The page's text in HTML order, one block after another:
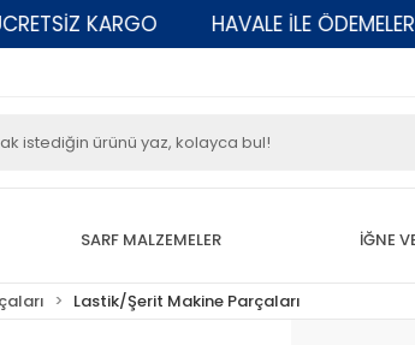
KARGO HAVALE İLE ÖDEMELERDE
SARF MALZEMELER İĞNE
Lastik/Şerit Makine Parçaları